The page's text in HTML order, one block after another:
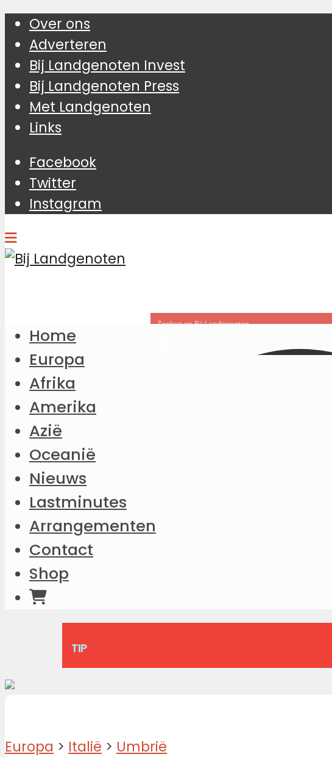
Over ons
Adverteren
Bij Landgenoten Invest
Bij Landgenoten Press
Met Landgenoten
Links
Facebook
Twitter
Instagram
Home
Europa
Afrika
Amerika
Azië
Oceanië
Nieuws
Lastminutes
Arrangementen
Contact
Shop
TIP
Europa > Italië > Umbrië